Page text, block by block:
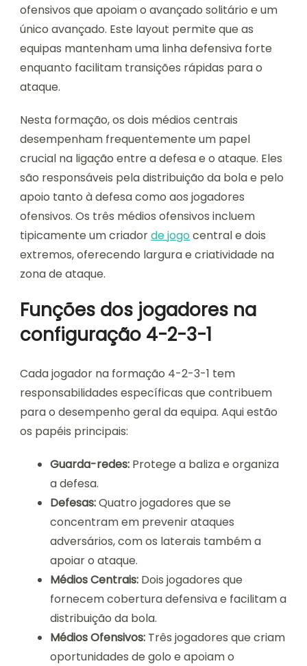
ofensivos que apoiam o avançado solitário e um
único avançado. Este layout permite que as
equipas mantenham uma linha defensiva forte
enquanto facilitam transições rápidas para o
ataque.
Nesta formação, os dois médios centrais
desempenham frequentemente um papel
crucial na ligação entre a defesa e o ataque. Eles
são responsáveis pela distribuição da bola e pelo
apoio tanto à defesa como aos jogadores
ofensivos. Os três médios ofensivos incluem
tipicamente um criadorde jogocentral e dois
extremos, oferecendo largura e criatividade na
zona de ataque.
Funções dos jogadores na
configuração 4-2-3-1
Cada jogador na formação 4-2-3-1 tem
responsabilidades específicas que contribuem
para o desempenho geral da equipa. Aqui estão
os papéis principais:
Guarda-redes: Protege a baliza e organiza
a defesa.
Defesas:Quatro jogadores que se
concentram em prevenir ataques
adversários, com os laterais também a
apoiar o ataque.
Médios Centrais: Dois jogadores que
fornecem cobertura defensiva e facilitam a
distribuição da bola.
Médios Ofensivos: Três jogadores que criam
oportunidades de golo e apoiam o